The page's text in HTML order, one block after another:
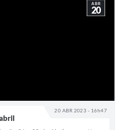
20 ABR 2023 - 16h47
ABR
20